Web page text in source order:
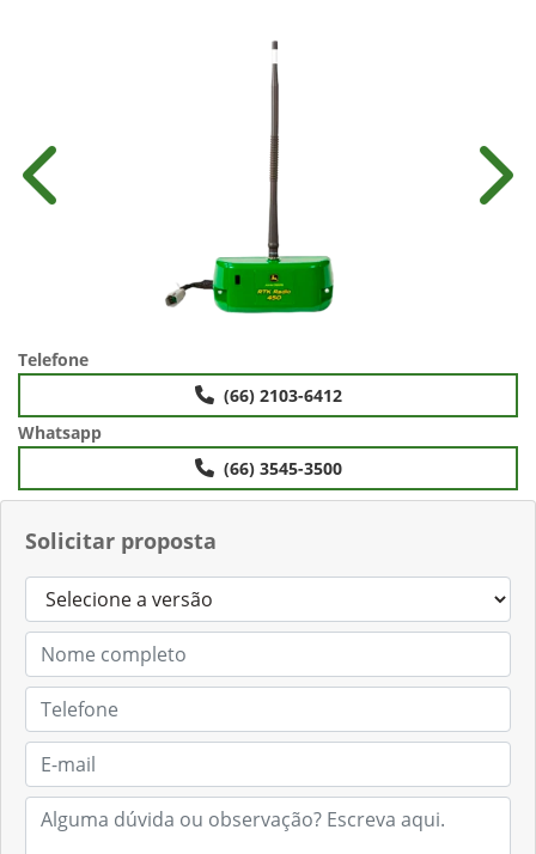
Solicitar proposta
Anterior
Telefone
(66) 2103-6412
Whatsapp
(66) 3545-3500